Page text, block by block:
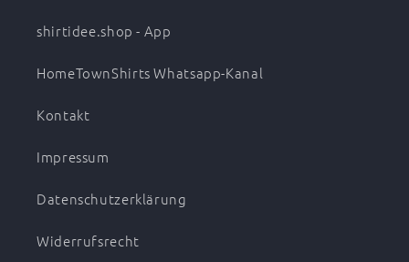
shirtidee.shop - App
HomeTownShirts Whatsapp-Kanal
Kontakt
Impressum
Datenschutzerklärung
Widerrufsrecht